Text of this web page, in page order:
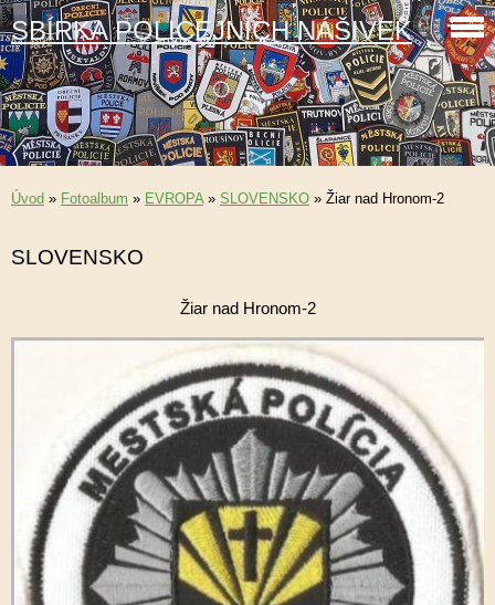
SBÍRKA POLICEJNÍCH NÁŠIVEK
Úvod » Fotoalbum » EVROPA» SLOVENSKO » Žiar nad Hronom-2
SLOVENSKO
Žiar nad Hronom-2